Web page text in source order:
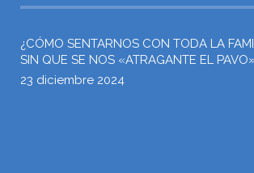
¿CÓMO SENTARNOS CON TODA LA
SIN QUE SE NOS «ATRAGANTE EL
23 diciembre 2024